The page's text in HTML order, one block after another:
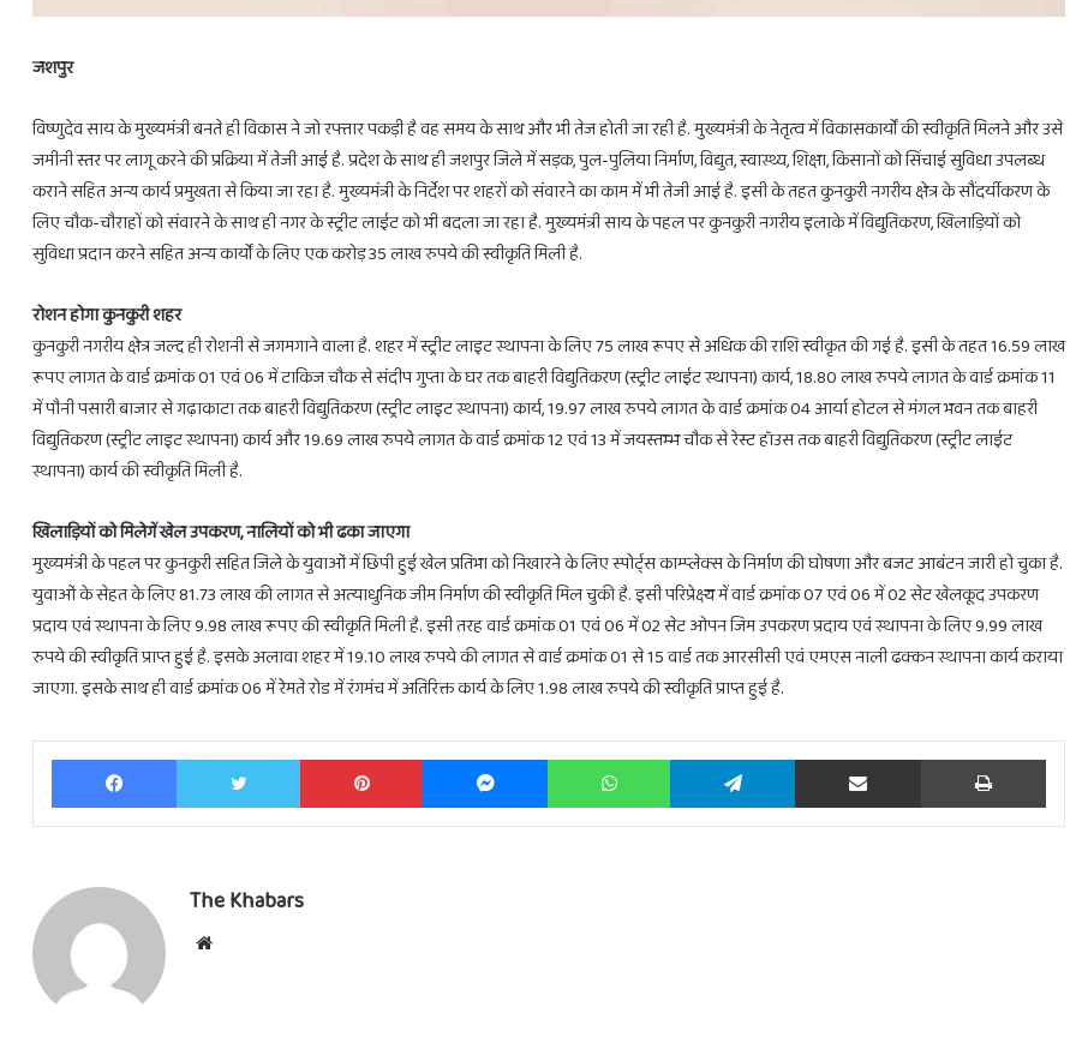
जशपुर
विष्णुदेव साय के मुख्यमंत्री बनते ही विकास ने जो रफ्तार पकड़ी है वह समय के साथ और भी तेज होती जा रही है. मुख्यमंत्री के नेतृत्व में विकासकार्यों की स्वीकृति मिलने और उसे
जमीनी स्तर पर लागू करने की प्रक्रिया में तेजी आई है. प्रदेश के साथ ही जशपुर जिले में सड़क, पुल-पुलिया निर्माण, विद्युत, स्वास्थ्य, शिक्षा, किसानों को सिंचाई सुविधा उपलब्ध
कराने सहित अन्य कार्य प्रमुखता से किया जा रहा है. मुख्यमंत्री के निर्देश पर शहरों को संवारने का काम में भी तेजी आई है. इसी के तहत कुनकुरी नगरीय क्षेत्र के सौंदर्यीकरण के
लिए चौक-चौराहों को संवारने के साथ ही नगर के स्ट्रीट लाईट को भी बदला जा रहा है. मुख्यमंत्री साय के पहल पर कुनकुरी नगरीय इलाके में विद्युतिकरण, खिलाड़ियों को
सुविधा प्रदान करने सहित अन्य कार्यों के लिए एक करोड़ 35 लाख रुपये की स्वीकृति मिली है.
रोशन होगा कुनकुरी शहर
कुनकुरी नगरीय क्षेत्र जल्द ही रोशनी से जगमगाने वाला है. शहर में स्ट्रीट लाइट स्थापना के लिए 75 लाख रूपए से अधिक की राशि स्वीकृत की गई है. इसी के तहत 16.59 लाख
रूपए लागत के वार्ड क्रमांक 01 एवं 06 में टाकिज चौक से संदीप गुप्ता के घर तक बाहरी विद्युतिकरण (स्ट्रीट लाईट स्थापना) कार्य, 18.80 लाख रुपये लागत के वार्ड क्रमांक 11
में पौनी पसारी बाजार से गढ़ाकाटा तक बाहरी विद्युतिकरण (स्ट्रीट लाइट स्थापना) कार्य, 19.97 लाख रुपये लागत के वार्ड क्रमांक 04 आर्या होटल से मंगल भवन तक बाहरी
विद्युतिकरण (स्ट्रीट लाइट स्थापना) कार्य और 19.69 लाख रुपये लागत के वार्ड क्रमांक 12 एवं 13 में जयस्तम्भ चौक से रेस्ट हॉउस तक बाहरी विद्युतिकरण (स्ट्रीट लाईट
स्थापना) कार्य की स्वीकृति मिली है.
खिलाड़ियों को मिलेगें खेल उपकरण, नालियों को भी ढका जाएगा
मुख्यमंत्री के पहल पर कुनकुरी सहित जिले के युवाओं में छिपी हुई खेल प्रतिभा को निखारने के लिए स्पोर्ट्स काम्प्लेक्स के निर्माण की घोषणा और बजट आबंटन जारी हो चुका है.
युवाओं के सेहत के लिए 81.73 लाख की लागत से अत्याधुनिक जीम निर्माण की स्वीकृति मिल चुकी है. इसी परिप्रेक्ष्य में वार्ड क्रमांक 07 एवं 06 में 02 सेट खेलकूद उपकरण
प्रदाय एवं स्थापना के लिए 9.98 लाख रूपए की स्वीकृति मिली है. इसी तरह वार्ड क्रमांक 01 एवं 06 में 02 सेट ओपन जिम उपकरण प्रदाय एवं स्थापना के लिए 9.99 लाख
रुपये की स्वीकृति प्राप्त हुई है. इसके अलावा शहर में 19.10 लाख रुपये की लागत से वार्ड क्रमांक 01 से 15 वार्ड तक आरसीसी एवं एमएस नाली ढक्कन स्थापना कार्य कराया
जाएगा. इसके साथ ही वार्ड क्रमांक 06 में रेमते रोड में रंगमंच में अतिरिक्त कार्य के लिए 1.98 लाख रुपये की स्वीकृति प्राप्त हुई है.
Facebook Twitter Pinterest Messenger WhatsApp Telegram Share via Email Print
The Khabars
Website
28
राशियों
को
होगा
लाभ
ही
February 27, 2025
28 फरवरी से 3 राशियों को होगा लाभ ही लाभ
होलिका
मिलेगा
सिर्फ
1
घंटा
का February 28, 2025
होलिका दहन के लिए मिलेगा सिर्फ 1 घंटा का ही समय